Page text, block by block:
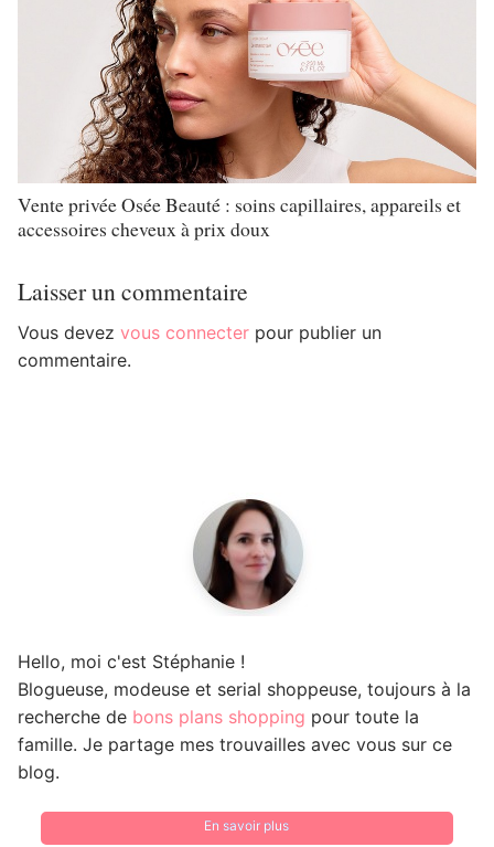
Vente privée Osée Beauté : soins capillaires, appareils et
accessoires cheveux à prix doux
Laisser un commentaire
Vous devez vous connecter pour publier un
commentaire.
Hello, moi c'est Stéphanie !
Blogueuse, modeuse et serial shoppeuse, toujours à la
recherche de bons plans shopping pour toute la
famille. Je partage mes trouvailles avec vous sur ce
blog.
En savoir plus